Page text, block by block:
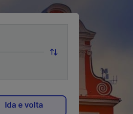
Ida e volta